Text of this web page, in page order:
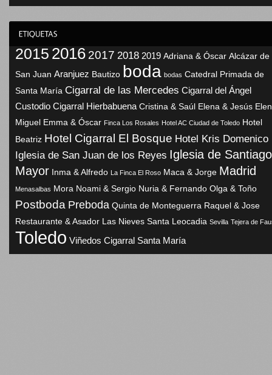
2015 2016 2017 2018 2019 Adriana & Óscar Alcázar de
San Juan Aranjuez Bautizo boda bodas Catedral Primada de
Santa María Cigarral de las Mercedes Cigarral del Ángel
Custodio Cigarral Hierbabuena Cristina & Saúl Elena & Jesús
Miguel Emma & Óscar Finca Los Rosales Hotel AC Ciudad de Toledo Hotel
Beatriz Hotel Cigarral El Bosque Hotel Kris Domenico
Iglesia de San Juan de los Reyes Iglesia de
Mayor
Inma & Alfredo La Finca El Roso Maca & Jorge Madrid
Menasalbas Mora Noami & Sergio Nuria & Fernando Olga & Toño
Postboda Preboda Quinta de Monteguerra Raquel & Jose
Restaurante & Asador Las Nieves Santa Leocadia Sevilla Tejera de
Toledo Viñedos Cigarral Santa María